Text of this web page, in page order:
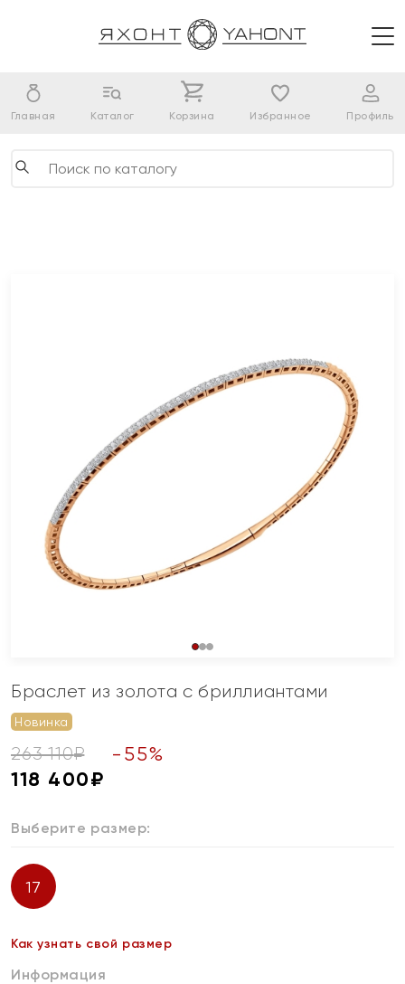
Главная Каталог Корзина Избранное Профиль
Браслет из золота с бриллиантами
Новинка
263 110₽ - 55%
118 400₽
Выберите размер:
17
Как узнать свой размер
Информация